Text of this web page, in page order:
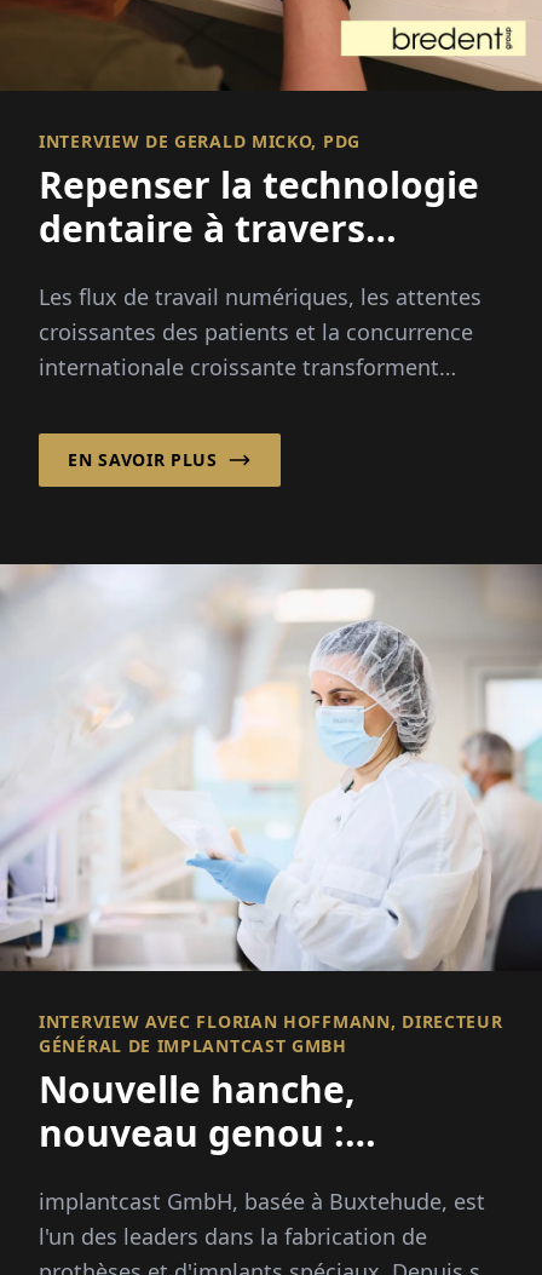
INTERVIEW DE GERALD MICKO, PDG
Repenser la technologie
dentaire à travers
Les flux de travail numériques, les attentes
croissantes des patients et la concurrence
internationale croissante transforment
jamais...
EN SAVOIR PLUS
INTERVIEW AVEC FLORIAN HOFFMANN, DIRECTEUR
GÉNÉRAL DE IMPLANTCAST GMBH
Nouvelle hanche,
nouveau genou :
avancé
implantcast GmbH, basée à Buxtehude, est
l'un des leaders dans la fabrication de